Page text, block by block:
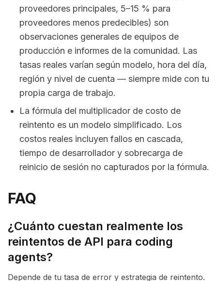
proveedores principales, 5–15 % para
proveedores menos predecibles) son
observaciones generales de equipos de
producción e informes de la comunidad. Las
tasas reales varían según modelo, hora del día,
región y nivel de cuenta — siempre mide con tu
propia carga de trabajo.
La fórmula del multiplicador de costo de
reintento es un modelo simplificado. Los
costos reales incluyen fallos en cascada,
tiempo de desarrollador y sobrecarga de
reinicio de sesión no capturados por la fórmula.
FAQ
¿Cuánto cuestan realmente los
reintentos de API para coding
agents?
Depende de tu tasa de error y estrategia de reintento.